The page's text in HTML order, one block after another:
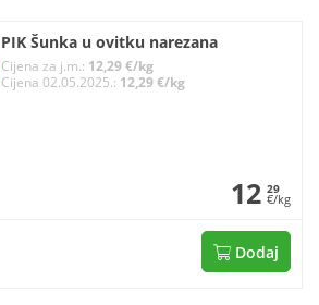
PIK Šunka u ovitku narezana
Cijena za j.m.: 12,29 €/kg
Cijena 02.05.2025.: 12,29 €/kg
12 29
€/kg
Dodaj